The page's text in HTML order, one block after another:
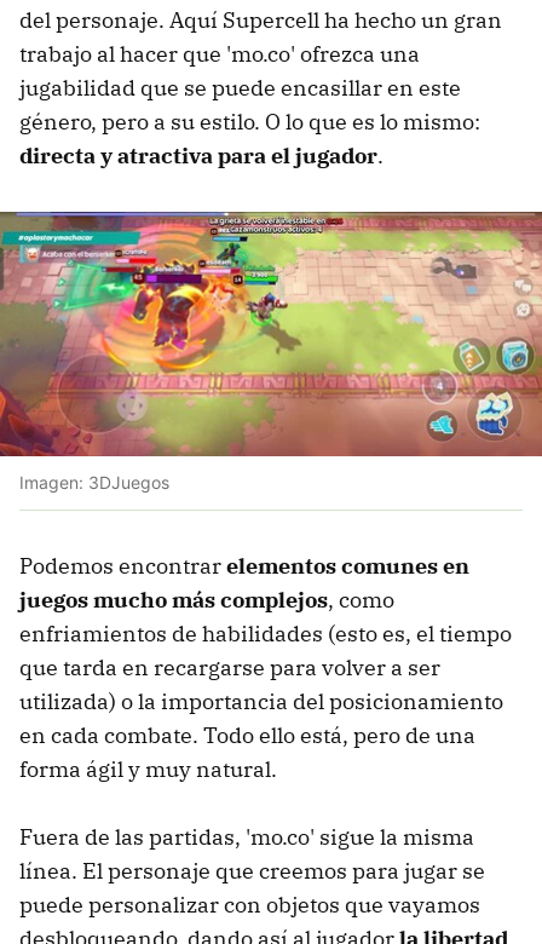
del personaje. Aquí Supercell ha hecho un gran
trabajo al hacer que 'mo.co' ofrezca una
jugabilidad que se puede encasillar en este
género, pero a su estilo. O lo que es lo mismo:
directa y atractiva para el jugador.
Imagen: 3DJuegos
Podemos encontrarelementos comunes en
juegos mucho más complejos, como
enfriamientos de habilidades (esto es, el tiempo
que tarda en recargarse para volver a ser
utilizada) o la importancia del posicionamiento
en cada combate. Todo ello está, pero de una
forma ágil y muy natural.
Fuera de las partidas, 'mo.co' sigue la misma
línea. El personaje que creemos para jugar se
puede personalizar con objetos que vayamos